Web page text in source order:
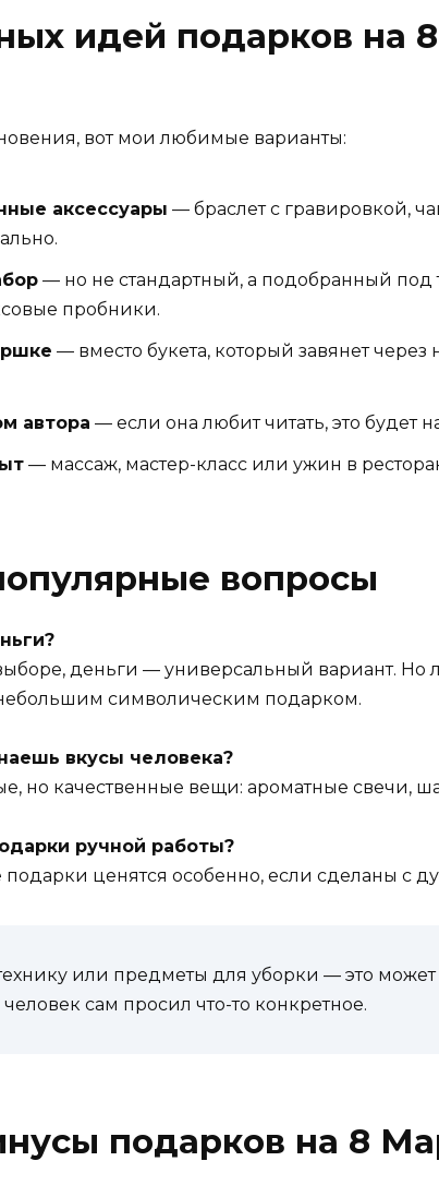
идей подарков на
вот мои любимые варианты:
аксессуары — браслет с гравировкой,
— но не стандартный, а подобранный
пробники.
— вместо букета, который завянет
автора — если она любит читать, это будет
— массаж, мастер-класс или ужин в
вопросы
деньги — универсальный вариант. Но
символическим подарком.
вкусы человека?
но качественные вещи: ароматные свечи,
ручной работы?
ценятся особенно, если сделаны с
или предметы для уборки — это
сам просил что-то конкретное.
подарков на 8